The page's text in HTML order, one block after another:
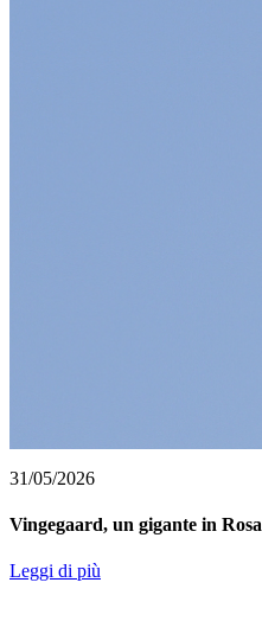
31/05/2026
Vingegaard, un gigante in Rosa
Leggi di più